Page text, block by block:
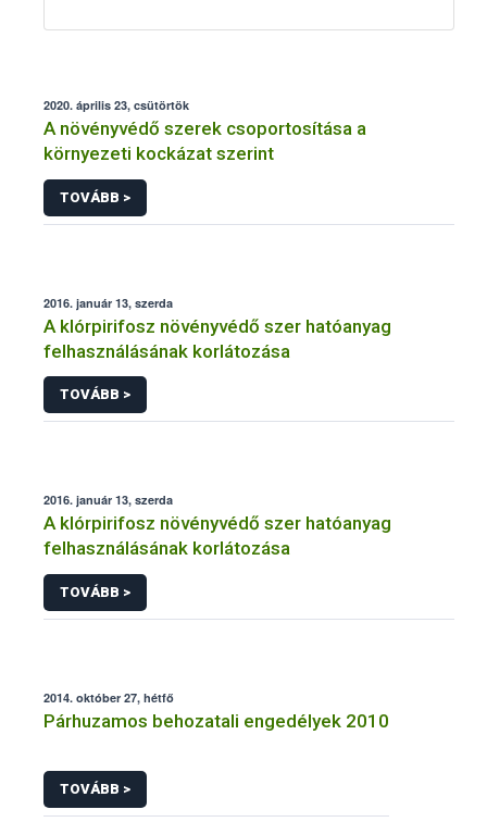
2020. április 23, csütörtök
A növényvédő szerek csoportosítása a
környezeti kockázat szerint
TOVÁBB >
2016. január 13, szerda
A klórpirifosz növényvédő szer hatóanyag
felhasználásának korlátozása
TOVÁBB >
2016. január 13, szerda
A klórpirifosz növényvédő szer hatóanyag
felhasználásának korlátozása
TOVÁBB >
2014. október 27, hétfő
Párhuzamos behozatali engedélyek 2010
TOVÁBB >